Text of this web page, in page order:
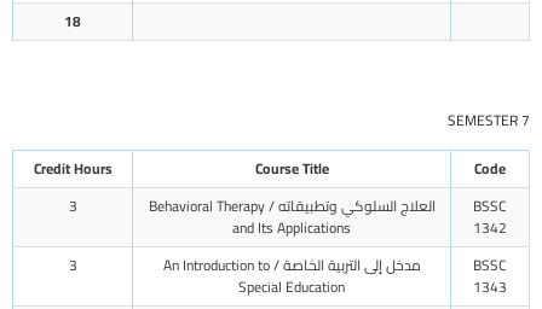
18
SEMESTER 7
Code
Course Title
Credit Hours
BSSC
1342
العلاج السلوكي وتطبيقاته / Behavioral Therapy
and Its Applications
3
BSSC
1343
مدخل إلى التربية الخاصة / An Introduction to
Special Education
3